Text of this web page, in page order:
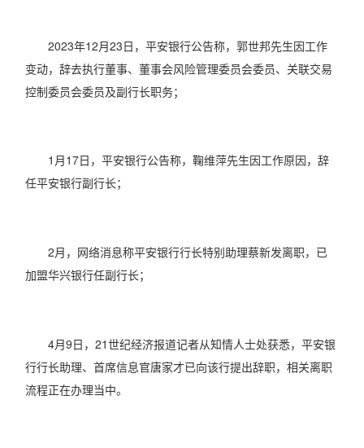
2023年12月23日，平安银行公告称，郭世邦先生因工作
变动，辞去执行董事、董事会风险管理委员会委员、关联交易
控制委员会委员及副行长职务；
1月17日，平安银行公告称，鞠维萍先生因工作原因，辞
任平安银行副行长；
2月，网络消息称平安银行行长特别助理蔡新发离职，已
加盟华兴银行任副行长；
4月9日，21世纪经济报道记者从知情人士处获悉，平安银
行行长助理、首席信息官唐家才已向该行提出辞职，相关离职
流程正在办理当中。